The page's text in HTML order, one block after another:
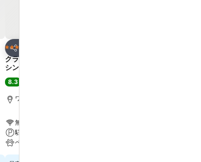
シェア
3 ホテルのランク
クラブ クォーターズ ホテル イン ワ
シントン DC
8.3
ワシントン D.C., 街の中心まで0.6 km
無料Wi-Fi
駐車場
ペット可